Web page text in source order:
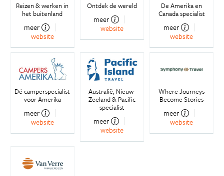
Reizen & werken in
het buitenland
meer
website
Ontdek de wereld
meer
website
De Amerika en
Canada specialist
meer
website
Dé camperspecialist
voor Amerika
meer
website
Australië, Nieuw-
Zeeland & Pacific
specialist
meer
website
Where Journeys
Become Stories
meer
website